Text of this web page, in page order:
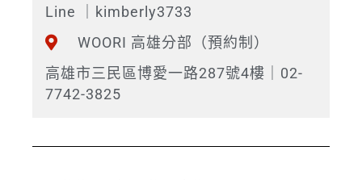
Line ｜kimberly3733
WOORI 高雄分部（預約制）
高雄市三民區博愛一路287號4樓｜02-
7742-3825